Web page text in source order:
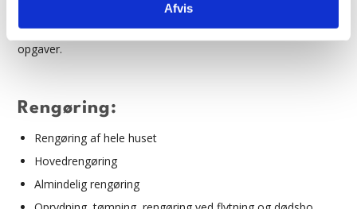
Afvis
Vi sætter gerne hele haven i stand hvis det ønskes + diverse
opgaver.
Rengøring:
Rengøring af hele huset
Hovedrengøring
Almindelig rengøring